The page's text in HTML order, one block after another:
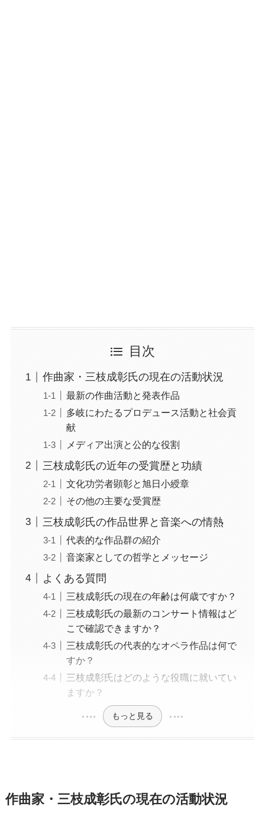
目次
作曲家・三枝成彰氏の現在の活動状況
最新の作曲活動と発表作品
多岐にわたるプロデュース活動と社会貢
献
メディア出演と公的な役割
三枝成彰氏の近年の受賞歴と功績
文化功労者顕彰と旭日小綬章
その他の主要な受賞歴
三枝成彰氏の作品世界と音楽への情熱
代表的な作品群の紹介
音楽家としての哲学とメッセージ
よくある質問
三枝成彰氏の現在の年齢は何歳ですか？
三枝成彰氏の最新のコンサート情報はど
こで確認できますか？
三枝成彰氏の代表的なオペラ作品は何で
すか？
三枝成彰氏はどのような役職に就いてい
ますか？
もっと見る
作曲家・三枝成彰氏の現在の活動状況